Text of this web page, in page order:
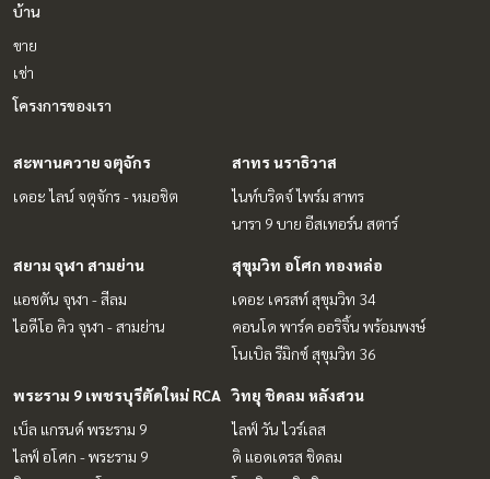
บ้าน
ขาย
เช่า
โครงการของเรา
สะพานควาย จตุจักร
เดอะ ไลน์ จตุจักร - หมอชิต
สาทร นราธิวาส
ไนท์บริดจ์ ไพร์ม สาทร
นารา 9 บาย อีสเทอร์น สตาร์
สยาม จุฬา สามย่าน
แอชตัน จุฬา - สีลม
ไอดีโอ คิว จุฬา - สามย่าน
สุขุมวิท อโศก ทองหล่อ
เดอะ เครสท์ สุขุมวิท 34
คอนโด พาร์ค ออริจิ้น พร้อมพงษ์
โนเบิล รีมิกซ์ สุขุมวิท 36
พระราม 9 เพชรบุรีตัดใหม่ RCA
เบ็ล แกรนด์ พระราม 9
ไลฟ์ อโศก - พระราม 9
วิทยุ ชิดลม หลังสวน
ไลฟ์ วัน ไวร์เลส
ดิ แอดเดรส ชิดลม